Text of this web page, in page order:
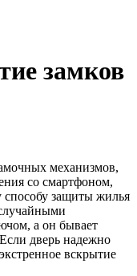
замков
механизмов,
со смартфоном,
способу защиты жилья
а он бывает
дверь надежно
вскрытие